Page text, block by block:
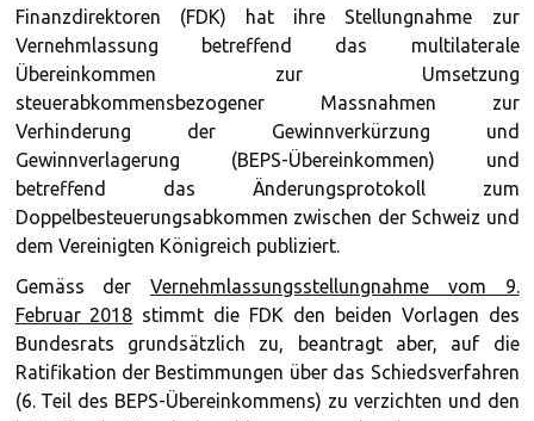
Finanzdirektoren (FDK) hat ihre Stellungnahme zur
Vernehmlassung betreffend das multilaterale
Übereinkommen zur Umsetzung
steuerabkommensbezogener Massnahmen zur
Verhinderung der Gewinnverkürzung und
Gewinnverlagerung (BEPS-Übereinkommen) und
betreffend das Änderungsprotokoll zum
Doppelbesteuerungsabkommen zwischen der Schweiz und
dem Vereinigten Königreich publiziert.
Gemäss der Vernehmlassungsstellungnahme vom 9.
Februar 2018 stimmt die FDK den beiden Vorlagen des
Bundesrats grundsätzlich zu, beantragt aber, auf die
Ratifikation der Bestimmungen über das Schiedsverfahren
(6. Teil des BEPS-Übereinkommens) zu verzichten und den